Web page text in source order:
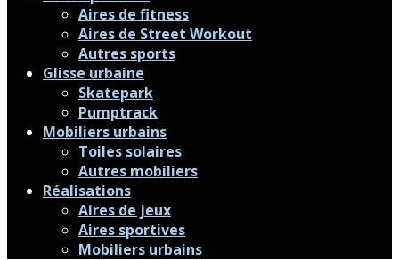
Aires de fitness
Aires de Street Workout
Autres sports
Glisse urbaine
Skatepark
Pumptrack
Mobiliers urbains
Toiles solaires
Autres mobiliers
Réalisations
Aires de jeux
Aires sportives
Mobiliers urbains